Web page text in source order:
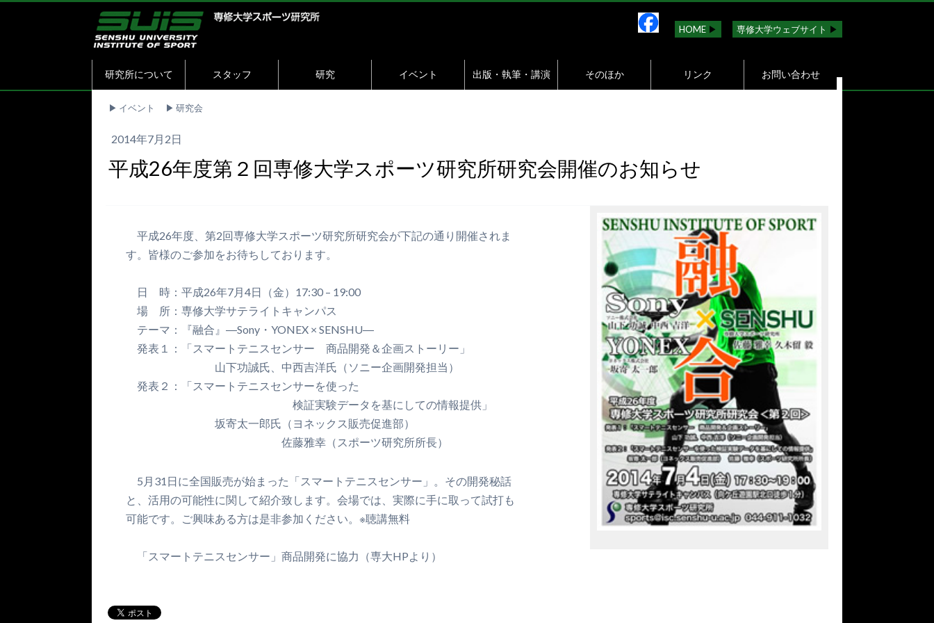
HOME ▶︎ 専修大学ウェブサイト ▶︎
研究所について スタッフ 研究 イベント 出版・執筆・講演 そのほか リンク お問い合わせ
▶︎ イベント ▶︎ 研究会
2014年7月2日
平成26年度第２回専修大学スポーツ研究所研究会開催のお知らせ
平成26年度、第2回専修大学スポーツ研究所研究会が下記の通り開催されま
す。皆様のご参加をお待ちしております。
日 時：平成26年7月4日（金）17:30 – 19:00
場 所：専修大学サテライトキャンパス
テーマ：『融合』―Sony・YONEX × SENSHU―
発表１：「スマートテニスセンサー 商品開発＆企画ストーリー」
山下功誠氏、中西吉洋氏（ソニー企画開発担当）
発表２：「スマートテニスセンサーを使った
検証実験データを基にしての情報提供」
坂寄太一郎氏（ヨネックス販売促進部）
佐藤雅幸（スポーツ研究所所長）
5月31日に全国販売が始まった「スマートテニスセンサー」。その開発秘話
と、活用の可能性に関して紹介致します。会場では、実際に手に取って試打も
可能です。ご興味ある方は是非参加ください。※聴講無料
「スマートテニスセンサー」商品開発に協力（専大HPより）